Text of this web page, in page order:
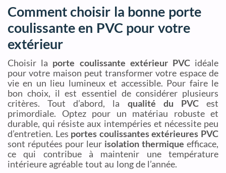
Comment choisir la bonne porte
coulissante en PVC pour votre
extérieur
Choisir la porte coulissante extérieur PVCidéale
pour votre maison peut transformer votre espace de
vie en un lieu lumineux et accessible. Pour faire le
bon choix, il est essentiel de considérer plusieurs
critères. Tout d’abord, la qualité du PVCest
primordiale. Optez pour un matériau robuste et
durable, qui résiste aux intempéries et nécessite peu
d’entretien. Les portes coulissantes extérieures PVC
sont réputées pour leur isolation thermique efficace,
ce qui contribue à maintenir une température
intérieure agréable tout au long de l’année.